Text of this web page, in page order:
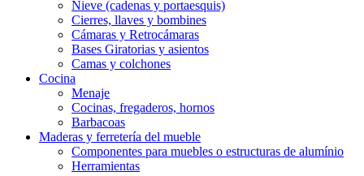
Nieve (cadenas y portaesquis)
Cierres, llaves y bombines
Cámaras y Retrocámaras
Bases Giratorias y asientos
Camas y colchones
Cocina
Menaje
Cocinas, fregaderos, hornos
Barbacoas
Maderas y ferretería del mueble
Componentes para muebles o estructuras de alumínio
Herramientas